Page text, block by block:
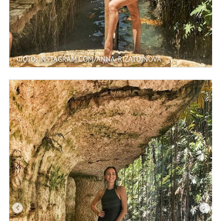
ФОТО: INSTAGRAM.COM/ANNA_RIZATDINOVA